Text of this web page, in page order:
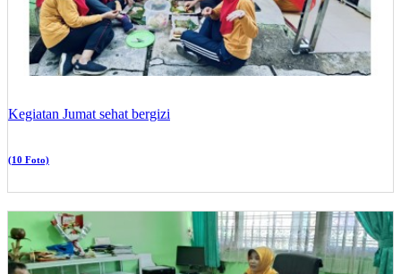
Kegiatan Jumat sehat bergizi
(10 Foto)